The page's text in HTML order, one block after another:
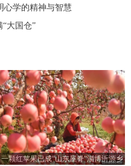
心学的精神与智慧
大国仓”
一颗红苹果已成“山东屋脊”淄博沂源乡